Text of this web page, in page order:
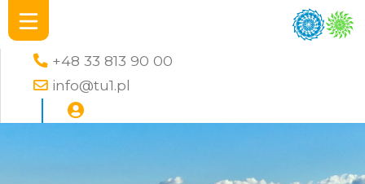
+48 33 813 90 00
info@tu1.pl